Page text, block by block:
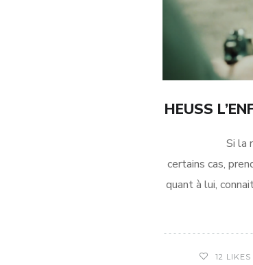
HEUSS
Si la
certains cas,
quant à lui,
12 LIKES